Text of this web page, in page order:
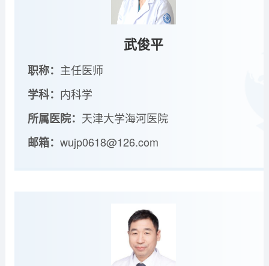
武俊平
职称： 主任医师
学科： 内科学
所属医院： 天津大学海河医院
邮箱：wujp0618@126.com